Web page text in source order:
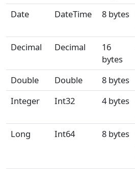
Date
DateTime 8 bytes
Decimal
Decimal
16
bytes
Double Double 8 bytes
Integer
Int32 4 bytes
Long
Int64 8 bytes